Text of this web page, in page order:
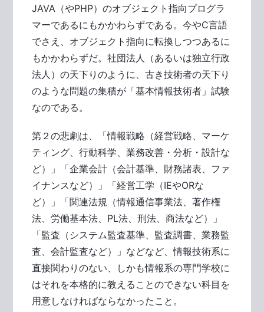
JAVA（やPHP）のオブジェクト指向プログラ
マーであるにもかかわらずである。今やC言語
でさえ、オブジェクト指向に転換しつつあるに
もかかわらずだ。社団法人（あるいは独立行政
法人）の天下りのように、古き技術者の天下り
のような問題の集積が「基本情報技術者」試験
なのである。
第２の悲劇は、「情報戦略（経営戦略、マーケ
ティング、行動科学、業務改善・分析・設計な
ど）」「企業会計（会計基準、財務諸表、ファ
イナンスなど）」「経営工学（IEやORな
ど）」「関連法規（情報通信事業法、著作権
法、労働基本法、PL法、刑法、商法など）」
「監査（システム監査基準、監査調書、業務監
査、会計監査など）」などなど、情報技術系に
直接関わりのない、しかも情報系の専門学校に
はそれを本格的に教えることのできない科目を
用意しなければならなかったこと。